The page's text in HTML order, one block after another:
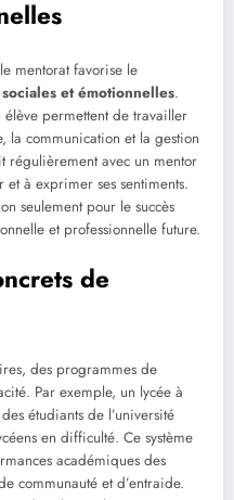
mentorat favorise le
et émotionnelles.
élève permettent de travailler
la communication et la gestion
régulièrement avec un mentor
à exprimer ses sentiments.
seulement pour le succès
et professionnelle future.
de
des programmes de
Par exemple, un lycée à
étudiants de l’université
en difficulté. Ce système
académiques des
communauté et d’entraide.